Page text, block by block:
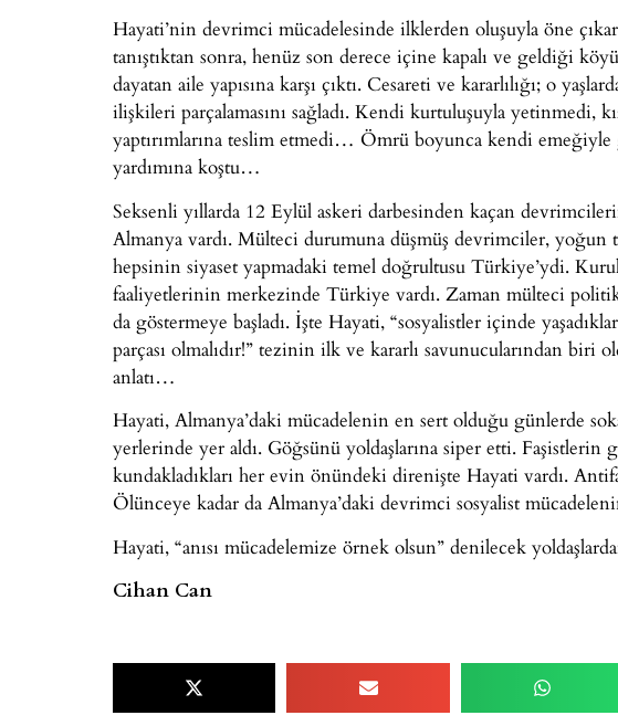
Hayati’nin devrimci mücadelesinde ilklerden oluşuyla öne
tanıştıktan sonra, henüz son derece içine kapalı ve geldiği
dayatan aile yapısına karşı çıktı. Cesareti ve kararlılığı; o
ilişkileri parçalamasını sağladı. Kendi kurtuluşuyla yetinmedi,
yaptırımlarına teslim etmedi… Ömrü boyunca kendi
yardımına koştu…
Seksenli yıllarda 12 Eylül askeri darbesinden kaçan
Almanya vardı. Mülteci durumuna düşmüş devrimciler, yoğun
hepsinin siyaset yapmadaki temel doğrultusu Türkiye’ydi.
faaliyetlerinin merkezinde Türkiye vardı. Zaman mülteci
da göstermeye başladı. İşte Hayati, “sosyalistler içinde
parçası olmalıdır!” tezinin ilk ve kararlı savunucularından
anlatı…
Hayati, Almanya’daki mücadelenin en sert olduğu günlerde
yerlerinde yer aldı. Göğsünü yoldaşlarına siper etti. Faşistlerin
kundakladıkları her evin önündeki direnişte Hayati vardı.
Ölünceye kadar da Almanya’daki devrimci sosyalist
Hayati, “anısı mücadelemize örnek olsun” denilecek
Cihan Can